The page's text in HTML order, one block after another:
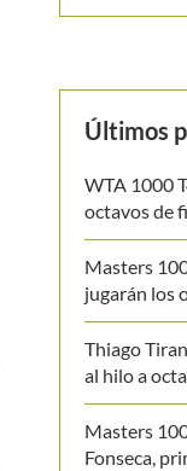
Últimos
WTA 1000
octavos de
Masters
jugarán los
Thiago
al hilo a
Masters
Fonseca,